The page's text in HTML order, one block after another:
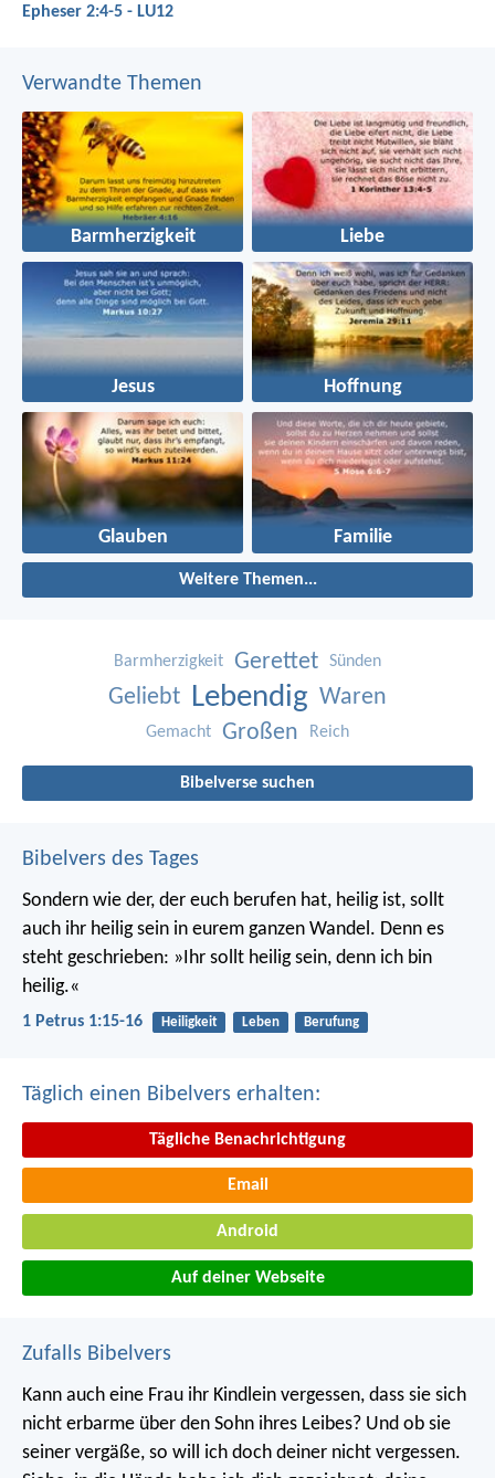
Epheser 2:4-5 - LU12
Verwandte Themen
Barmherzigkeit Liebe
Jesus Hoffnung
Glauben Familie
Weitere Themen...
Barmherzigkeit Gerettet Sünden
Geliebt Lebendig Waren
Gemacht Großen Reich
Bibelverse suchen
Bibelvers des Tages
Sondern wie der, der euch berufen hat, heilig ist, sollt
auch ihr heilig sein in eurem ganzen Wandel. Denn es
steht geschrieben: »Ihr sollt heilig sein, denn ich bin
heilig.«
1 Petrus 1:15-16 Heiligkeit Leben Berufung
Täglich einen Bibelvers erhalten:
Tägliche Benachrichtigung
Email
Android
Auf deiner Webseite
Zufalls Bibelvers
Kann auch eine Frau ihr Kindlein vergessen, dass sie sich
nicht erbarme über den Sohn ihres Leibes? Und ob sie
seiner vergäße, so will ich doch deiner nicht vergessen.